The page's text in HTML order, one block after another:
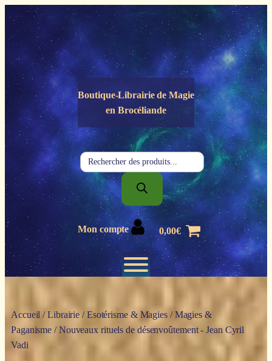
Panneau de gestion des cookies
Boutique-Librairie deMagie
en Brocéliande
Recherche
de
produits
Mon compte 0,00€
Accueil /Librairie /Esotérisme & Magies/Magies &
Paganisme / Nouveaux rituels de désenvoûtement - Jean Cyril
Vadi